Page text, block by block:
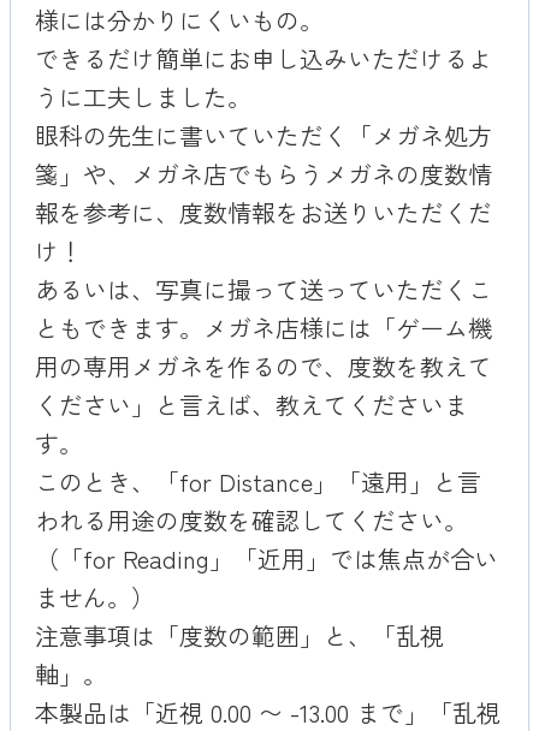
様には分かりにくいもの。
できるだけ簡単にお申し込みいただけるよ
うに工夫しました。
眼科の先生に書いていただく「メガネ処方
箋」や、メガネ店でもらうメガネの度数情
報を参考に、度数情報をお送りいただくだ
け！
あるいは、写真に撮って送っていただくこ
ともできます。メガネ店様には「ゲーム機
用の専用メガネを作るので、度数を教えて
ください」と言えば、教えてくださいま
す。
このとき、「for Distance」「遠用」と言
われる用途の度数を確認してください。
（「for Reading」「近用」では焦点が合い
ません。）
注意事項は「度数の範囲」と、「乱視
軸」。
本製品は「近視 0.00 〜 -13.00 まで」「乱視